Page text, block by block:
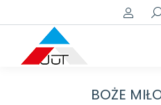
BOŻE